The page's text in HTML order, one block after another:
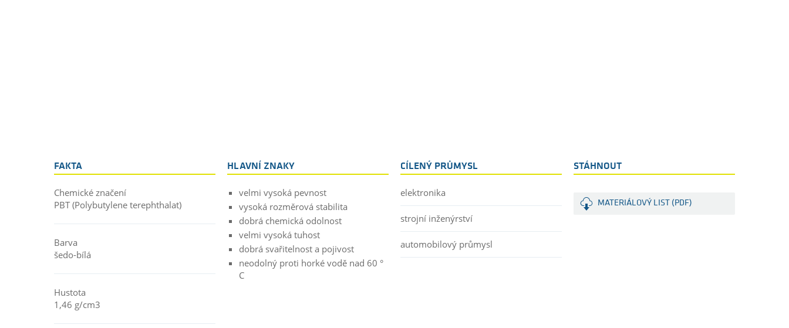
FAKTA
Chemické značení
PBT (Polybutylene terephthalat)
Barva
šedo-bílá
Hustota
1,46 g/cm3
HLAVNÍ ZNAKY
velmi vysoká pevnost
vysoká rozměrová stabilita
dobrá chemická odolnost
velmi vysoká tuhost
dobrá svařitelnost a pojivost
neodolný proti horké vodě nad 60 °
C
CÍLENÝ PRŮMYSL
elektronika
strojní inženýrství
automobilový průmysl
STÁHNOUT
MATERIÁLOVÝ LIST (PDF)